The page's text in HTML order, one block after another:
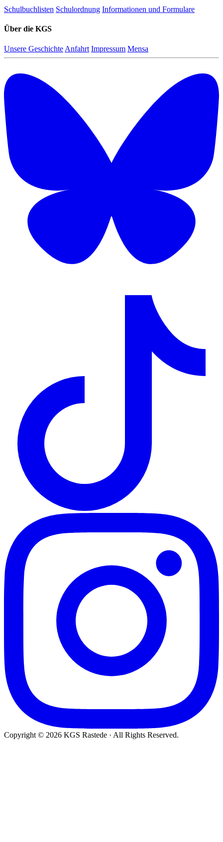
Schulbuchlisten Schulordnung Informationen und Formulare
Über die KGS
Unsere Geschichte Anfahrt Impressum Mensa
Copyright © 2026 KGS Rastede · All Rights Reserved.